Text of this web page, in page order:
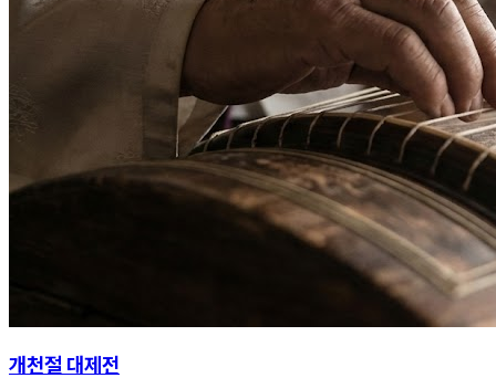
개천절 대제전